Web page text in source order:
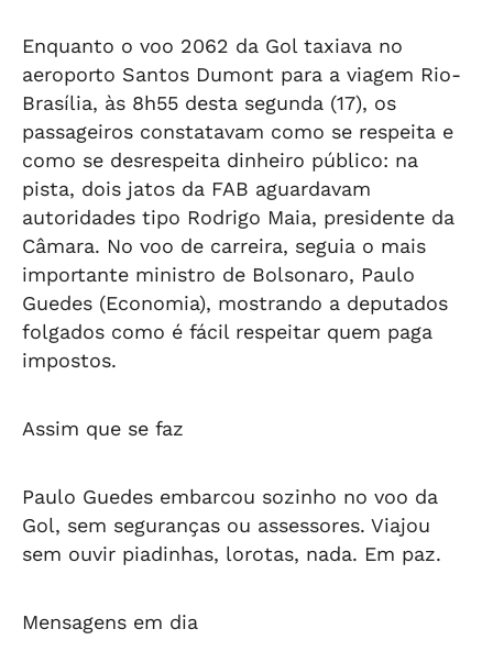
Enquanto o voo 2062 da Gol taxiava no
aeroporto Santos Dumont para a viagem Rio-
Brasília, às 8h55 desta segunda (17), os
passageiros constatavam como se respeita e
como se desrespeita dinheiro público: na
pista, dois jatos da FAB aguardavam
autoridades tipo Rodrigo Maia, presidente da
Câmara. No voo de carreira, seguia o mais
importante ministro de Bolsonaro, Paulo
Guedes (Economia), mostrando a deputados
folgados como é fácil respeitar quem paga
impostos.
Assim que se faz
Paulo Guedes embarcou sozinho no voo da
Gol, sem seguranças ou assessores. Viajou
sem ouvir piadinhas, lorotas, nada. Em paz.
Mensagens em dia